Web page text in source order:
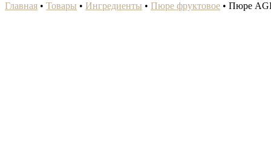
Главная • Товары • Ингредиенты • Пюре фруктовое • Пюре